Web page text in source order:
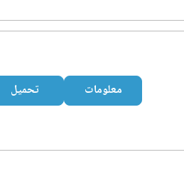
معلومات تحميل